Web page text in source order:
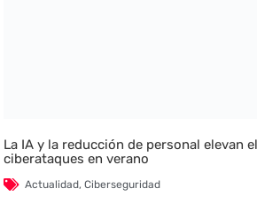
La IA y la reducción de personal elevan
ciberataques en verano
Actualidad,Ciberseguridad